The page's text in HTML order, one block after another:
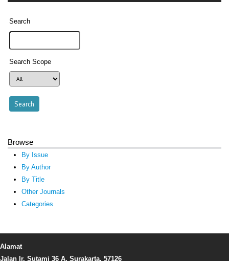
Search
Search Scope
Browse
By Issue
By Author
By Title
Other Journals
Categories
Alamat
Jalan Ir. Sutami 36 A, Surakarta, 57126